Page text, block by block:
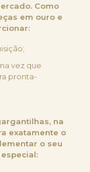
Como
em ouro e
vez que
pronta-
na
exatamente o
o seu